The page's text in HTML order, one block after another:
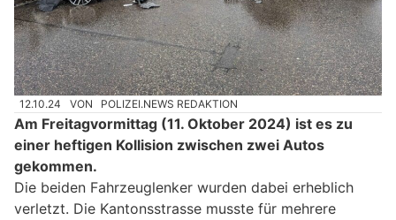
12.10.24 VON POLIZEI.NEWS REDAKTION
Am Freitagvormittag (11. Oktober 2024) ist es zu
einer heftigen Kollision zwischen zwei Autos
gekommen.
Die beiden Fahrzeuglenker wurden dabei erheblich
verletzt. Die Kantonsstrasse musste für mehrere